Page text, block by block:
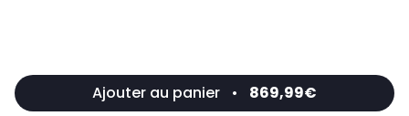
Ajouter au panier • 869,99€